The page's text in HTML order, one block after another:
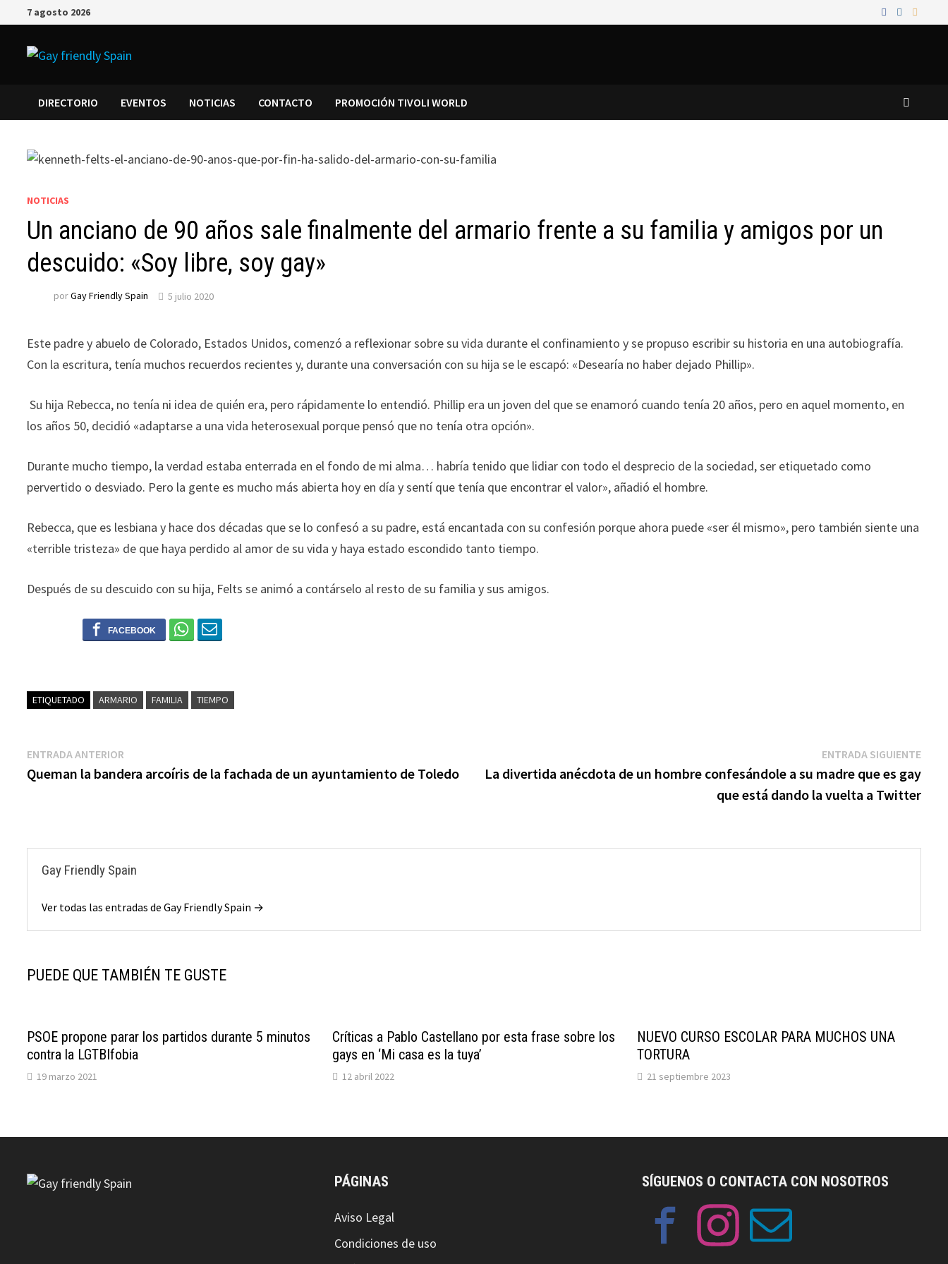
7 agosto 2026
DIRECTORIO EVENTOS NOTICIAS CONTACTO PROMOCIÓN TIVOLI WORLD
NOTICIAS
Un anciano de 90 años sale finalmente del armario frente a su familia y amigos por un
descuido: «Soy libre, soy gay»
porGay Friendly Spain 5 julio 2020
Este padre y abuelo de Colorado, Estados Unidos, comenzó a reflexionar sobre su vida durante el confinamiento y se propuso escribir su historia en una autobiografía.
Con la escritura, tenía muchos recuerdos recientes y, durante una conversación con su hija se le escapó: «Desearía no haber dejado Phillip».
Su hija Rebecca, no tenía ni idea de quién era, pero rápidamente lo entendió. Phillip era un joven del que se enamoró cuando tenía 20 años, pero en aquel momento, en
los años 50, decidió «adaptarse a una vida heterosexual porque pensó que no tenía otra opción».
Durante mucho tiempo, la verdad estaba enterrada en el fondo de mi alma… habría tenido que lidiar con todo el desprecio de la sociedad, ser etiquetado como
pervertido o desviado. Pero la gente es mucho más abierta hoy en día y sentí que tenía que encontrar el valor», añadió el hombre.
Rebecca, que es lesbiana y hace dos décadas que se lo confesó a su padre, está encantada con su confesión porque ahora puede «ser él mismo», pero también siente una
«terrible tristeza» de que haya perdido al amor de su vida y haya estado escondido tanto tiempo.
Después de su descuido con su hija, Felts se animó a contárselo al resto de su familia y sus amigos.
ETIQUETADO ARMARIO FAMILIA TIEMPO
ENTRADA ANTERIOR
Queman la bandera arcoíris de la fachada de un ayuntamiento de Toledo
ENTRADA SIGUIENTE
La divertida anécdota de un hombre confesándole a su madre que es gay
que está dando la vuelta a Twitter
Gay Friendly Spain
Ver todas las entradas de Gay Friendly Spain →
PUEDE QUE TAMBIÉN TE GUSTE
PSOE propone parar los partidos durante 5 minutos
contra la LGTBIfobia
19 marzo 2021
Críticas a Pablo Castellano por esta frase sobre los
gays en ‘Mi casa es la tuya’
12 abril 2022
NUEVO CURSO ESCOLAR PARA MUCHOS UNA
TORTURA
21 septiembre 2023
PÁGINAS
Aviso Legal
Condiciones de uso
SÍGUENOS O CONTACTA CON NOSOTROS